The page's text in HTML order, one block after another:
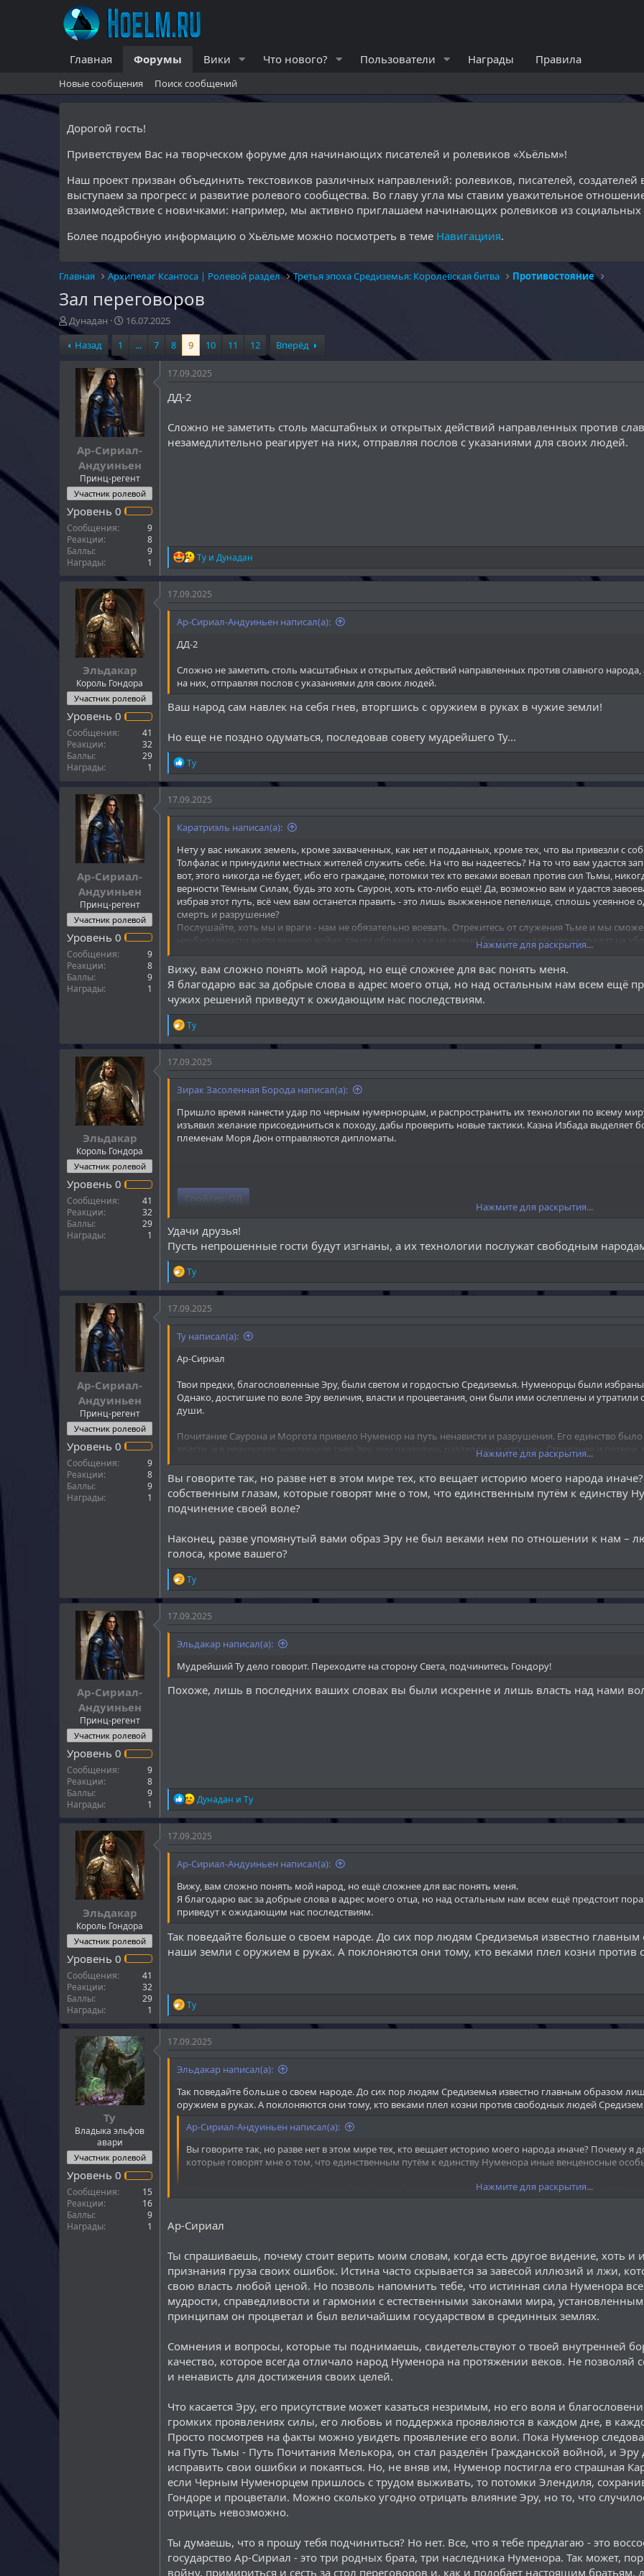
Главная Форумы Вики Что нового? Пользователи Награды Правила
Новые сообщения Поиск сообщений
Дорогой гость!
Приветствуем Вас на творческом форуме для начинающих писателей и ролевиков «Хьёльм»!
Наш проект призван объединить текстовиков различных направлений: ролевиков, писателей,
выступаем за прогресс и развитие ролевого сообщества. Во главу угла мы ставим уважительное
взаимодействие с новичками: например, мы активно приглашаем начинающих ролевиков из социальных
Более подробную информацию о Хьёльме можно посмотреть в теме Навигациия.
Главная Архипелаг Ксантоса | Ролевой раздел Третья эпоха Средиземья: Королевская битва Противостояние
Зал переговоров
А
в
т
Дунадан
Д
а
н
л
а
16.07.2025
Назад
1 ... 7 8 9 10 11 12 Вперёд
Ар-Сириал-
Андуиньен
Принц-регент
Участник ролевой
Уровень 0
Сообщения
9
Реакции
8
Баллы
9
Награды
1
17.09.2025
ДД-2
Сложно не заметить столь масштабных и открытых действий направленных против
незамедлительно реагирует на них, отправляя послов с указаниями для своих людей.
Р
е
а
к
и
Ту и Дунадан
Эльдакар
Король Гондора
Участник ролевой
Уровень 0
Сообщения
41
Реакции
32
Баллы
29
Награды
1
17.09.2025
Ар-Сириал-Андуиньен написал(а):
ДД-2
Сложно не заметить столь масштабных и открытых действий направленных против славного
на них, отправляя послов с указаниями для своих людей.
Ваш народ сам навлек на себя гнев, вторгшись с оружием в руках в чужие земли!
Но еще не поздно одуматься, последовав совету мудрейшего Ту...
Р
е
а
к
и
Ту
Ар-Сириал-
Андуиньен
Принц-регент
Участник ролевой
Уровень 0
Сообщения
9
Реакции
8
Баллы
9
Награды
1
17.09.2025
Каратриэль написал(а):
Нету у вас никаких земель, кроме захваченных, как нет и подданных, кроме тех, что вы привезли с
Толфалас и принудили местных жителей служить себе. На что вы надеетесь? На то что вам удастся
вот, этого никогда не будет, ибо его граждане, потомки тех кто веками воевал против сил Тьмы,
верности Тёмным Силам, будь это хоть Саурон, хоть кто-либо ещё! Да, возможно вам и удастся
избрав этот путь, всё чем вам останется править - это лишь выжженное пепелище, сплошь усеянное
смерть и разрушение?
Послушайте, хоть мы и враги - нам не обязательно воевать. Отрекитесь от служения Тьме и мы
необходимости вести вечную войну, таким образом уже не нужно будет посылать своих солдат на
больше насилия! Ваш отец был человеком чести и достойным врагом, но он поклялся в верности
Я призываю вас не погружаться в спираль мести и насилия, которая ведёт лишь только во тьму к
глубоко внутри вас ещё есть голос разума и призываю прислушаться к нему и остановить это
Нажмите для раскрытия...
Вижу, вам сложно понять мой народ, но ещё сложнее для вас понять меня.
Я благодарю вас за добрые слова в адрес моего отца, но над остальным нам всем ещё
чужих решений приведут к ожидающим нас последствиям.
Р
е
а
к
и
Ту
Эльдакар
Король Гондора
Участник ролевой
Уровень 0
Сообщения
41
Реакции
32
Баллы
29
Награды
1
17.09.2025
Зирак Засоленная Борода написал(а):
Пришло время нанести удар по черным нумернорцам, и распространить их технологии по всему
изъявил желание присоединиться к походу, дабы проверить новые тактики. Казна Избада выделяет
племенам Моря Дюн отправляются дипломаты.
Спойлер:ОД
Спойлер:
Спойлер:ДД
Нажмите для раскрытия...
Удачи друзья!
Пусть непрошенные гости будут изгнаны, а их технологии послужат свободным
Р
е
а
к
и
Ту
Ар-Сириал-
Андуиньен
Принц-регент
Участник ролевой
Уровень 0
Сообщения
9
Реакции
8
Баллы
9
Награды
1
17.09.2025
Ту написал(а):
Ар-Сириал
Твои предки, благословленные Эру, были светом и гордостью Средиземья. Нуменорцы были
Однако, достигшие по воле Эру величия, власти и процветания, они были ими ослеплены и утратили
души.
Почитание Саурона и Моргота привело Нуменор на путь ненависти и разрушения. Его единство
власти, и в результате, навлекшие гнев Эру, они оказались разделены и изгнаны. Страдания и
Сын Ар-Гимильхада, твой отец пал жертвой ненависти и служения злу, введя ваш народ в
истинные цели и ценности наследственности Нуменора заключаются в разрушении и крови,
своем гневе, настолько же он милостив в своем великодушии и будет готов принять ваше
тьмы.
В твоих руках отвергнуть Путь Тьмы, отвергнуть ненависть и разрушение и восстановить единство
Эру, к Пути созидания и Любви, к творению чего-то нового, чего-то прекрасного. В мудрости,
построить Новый Нуменор, который бы затмил своим Величием, Славой Старый Нуменор и был бы
Свет и надежду в Средиземье.
Если же вы решите отвергнуть Тьму и вернуться на путь Света, то пусть мудрость и благодать Эру
Нажмите для раскрытия...
Вы говорите так, но разве нет в этом мире тех, кто вещает историю моего народа
собственным глазам, которые говорят мне о том, что единственным путём к единству
подчинение своей воле?
Наконец, разве упомянутый вами образ Эру не был веками нем по отношении к нам –
голоса, кроме вашего?
Р
е
а
к
и
Ту
Ар-Сириал-
Андуиньен
Принц-регент
Участник ролевой
Уровень 0
Сообщения
9
Реакции
8
Баллы
9
Награды
1
17.09.2025
Эльдакар написал(а):
Мудрейший Ту дело говорит. Переходите на сторону Света, подчинитесь Гондору!
Похоже, лишь в последних ваших словах вы были искренне и лишь власть над нами
Р
е
а
к
и
Дунадан и Ту
Эльдакар
Король Гондора
Участник ролевой
Уровень 0
Сообщения
41
Реакции
32
Баллы
29
Награды
1
17.09.2025
Ар-Сириал-Андуиньен написал(а):
Вижу, вам сложно понять мой народ, но ещё сложнее для вас понять меня.
Я благодарю вас за добрые слова в адрес моего отца, но над остальным нам всем ещё предстоит
приведут к ожидающим нас последствиям.
Так поведайте больше о своем народе. До сих пор людям Средиземья известно
наши земли с оружием в руках. А поклоняются они тому, кто веками плел козни
Р
е
а
к
и
Ту
Ту
Владыка эльфов
авари
Участник ролевой
Уровень 0
Сообщения
15
Реакции
16
Баллы
9
Награды
1
17.09.2025
Эльдакар написал(а):
Так поведайте больше о своем народе. До сих пор людям Средиземья известно главным образом
оружием в руках. А поклоняются они тому, кто веками плел козни против свободных людей
Ар-Сириал-Андуиньен написал(а):
Вы говорите так, но разве нет в этом мире тех, кто вещает историю моего народа иначе? Почему я
которые говорят мне о том, что единственным путём к единству Нуменора иные венценосные
Наконец, разве упомянутый вами образ Эру не был веками нем по отношении к нам – людям
Нажмите для раскрытия...
Ар-Сириал
Ты спрашиваешь, почему стоит верить моим словам, когда есть другое видение, хоть
признания груза своих ошибок. Истина часто скрывается за завесой иллюзий и лжи,
свою власть любой ценой. Но позволь напомнить тебе, что истинная сила Нуменора
мудрости, справедливости и гармонии с естественными законами мира,
принципам он процветал и был величайшим государством в срединных землях.
Сомнения и вопросы, которые ты поднимаешь, свидетельствуют о твоей внутренней
качество, которое всегда отличало народ Нуменора на протяжении веков. Не позволяй
и ненависть для достижения своих целей.
Что касается Эру, его присутствие может казаться незримым, но его воля и
громких проявлениях силы, его любовь и поддержка проявляются в каждом дне, в
Просто посмотрев на факты можно увидеть проявление его воли. Пока Нуменор
на Путь Тьмы - Путь Почитания Мелькора, он стал разделён Гражданской войной, и
исправить свои ошибки и покаяться. Но, не вняв им, Нуменор постигла его страшная
если Черным Нуменорцем пришлось с трудом выживать, то потомки Элендиля,
Гондоре и процветали. Можно сколько угодно отрицать влияние Эру, но то, что
отрицать невозможно.
Ты думаешь, что я прошу тебя подчиниться? Но нет. Все, что я тебе предлагаю - это
государство Ар-Сириал - это три родных брата, три наследника Нуменора. Так может,
войну, примириться и сесть за стол переговоров и, как и подобает настоящим